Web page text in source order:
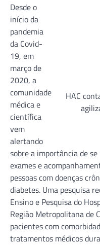
HAC
Desde o
início da
pandemia
da Covid-
19, em
março de
2020, a
comunidade
médica e
científica
vem
alertando
sobre a importância de
exames e
pessoas com doenças
diabetes. Uma pesquisa
Ensino e Pesquisa do
Região Metropolitana de
pacientes com
tratamentos médicos